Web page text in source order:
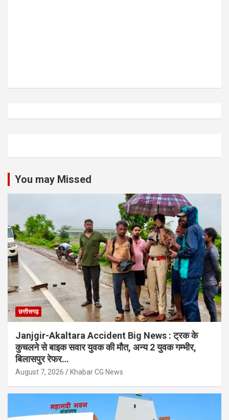
You may Missed
छत्तीसगढ़
Janjgir-Akaltara Accident Big News : ट्रक के
कुचलने से बाइक सवार युवक की मौत, अन्य 2 युवक गम्भीर,
बिलासपुर रेफर…
August 7, 2026 Khabar CG News